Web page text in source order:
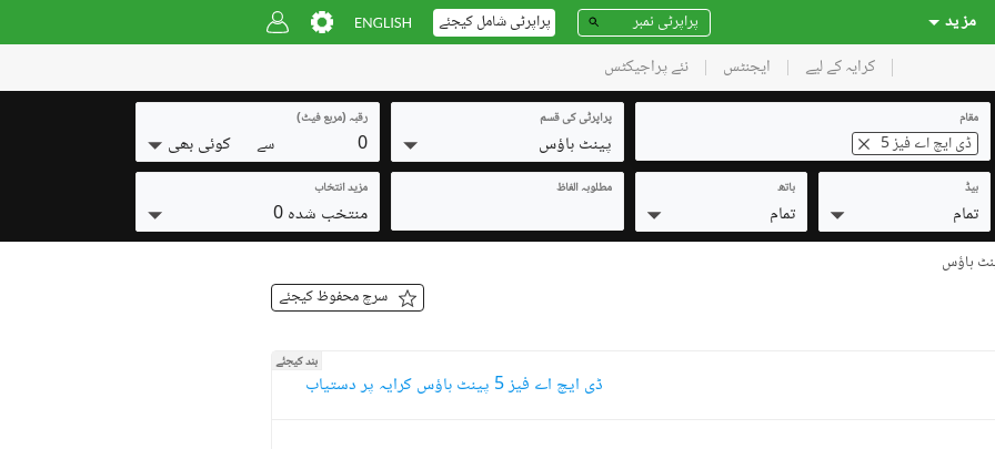
مز ید پراپرٹی شامل کیجئے
کرایہ کے لیے ایجنٹس نئے پراجیکٹس
مقام
ڈی ایچ اے فیز 5
پراپرٹی کی قسم
پینٹ ہاؤس
رقبہ (مربع فیٹ)
0 سے کوئی بھی
بیڈ
تمام
باتھ
تمام
مطلوبہ الفاظ مزید انتخاب
منتخب شدہ 0
سرچ محفوظ کیجئے
ڈی ایچ اے فیز 5 پینٹ ہاؤس کرایہ پر دستیاب
بند کیجئے